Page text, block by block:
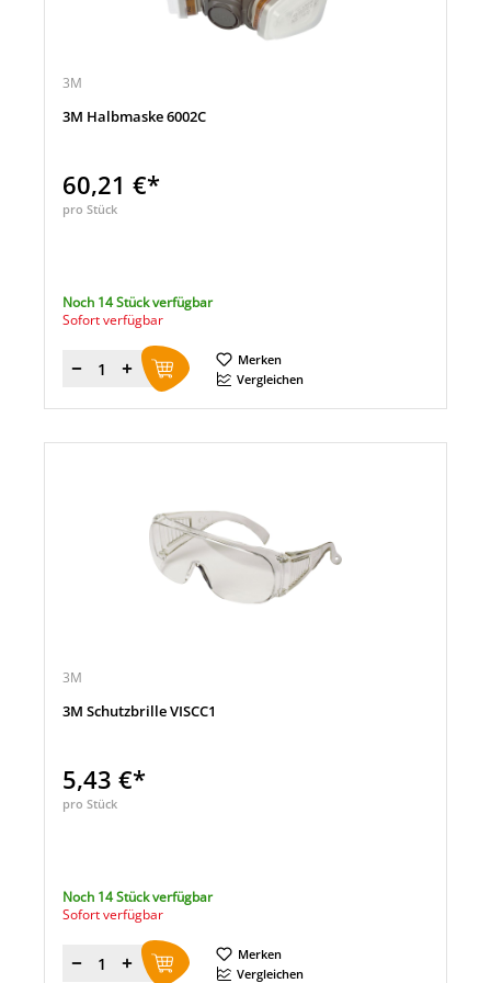
3M
3M Halbmaske 6002C
60,21 €*
pro Stück
Noch 14 Stück verfügbar
Sofort verfügbar
Menge
Merken
Vergleichen
3M
3M Schutzbrille VISCC1
5,43 €*
pro Stück
Noch 14 Stück verfügbar
Sofort verfügbar
Menge
Merken
Vergleichen